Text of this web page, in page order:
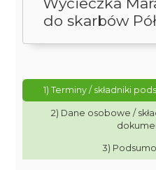
do skarbów
1) Terminy / składniki
2) Dane osobowe /
3)